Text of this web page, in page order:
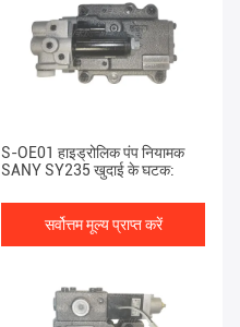
S-OE01 हाइड्रोलिक पंप नियामक
SANY SY235 खुदाई के घटक:
सर्वोत्तम मूल्य प्राप्त करें